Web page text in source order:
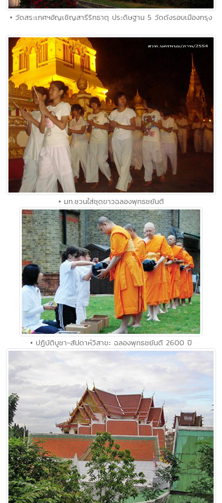
• วัดสระเกศฯอัญเชิญสารีริกธาตุ ประดิษฐาน 5 วัดดังรอบเมืองกรุง
• มท.ชวนใส่ชุดขาวฉลองพุทธชยันตี
• ปฏิบัติบูชา-สัปดาห์วิสาขะ ฉลองพุทธชยันตี 2600 ปี